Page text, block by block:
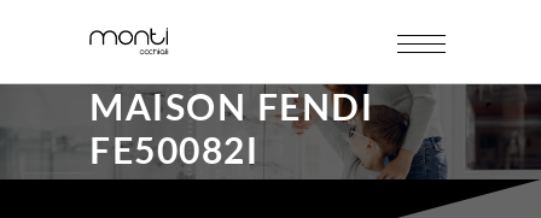
MAISON FENDI
FE50082I